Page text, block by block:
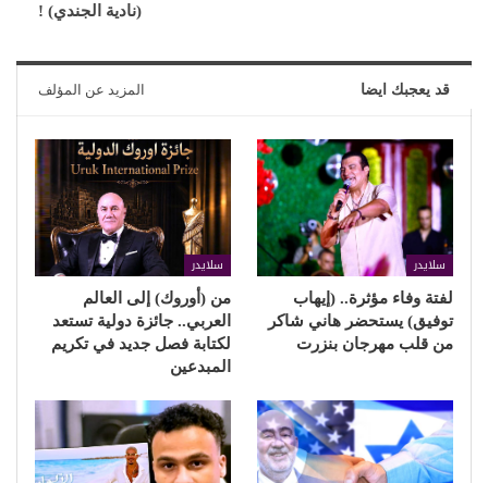
(نادية الجندي) !
قد يعجبك ايضا المزيد عن المؤلف
سلايدر
لفتة وفاء مؤثرة.. (إيهاب
توفيق) يستحضر هاني شاكر
من قلب مهرجان بنزرت
سلايدر
من (أوروك) إلى العالم
العربي.. جائزة دولية تستعد
لكتابة فصل جديد في تكريم
المبدعين